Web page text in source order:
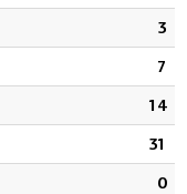
3
7
14
31
0